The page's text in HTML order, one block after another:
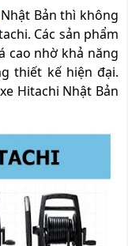
Nhật Bản thì không
Các sản phẩm
cao nhờ khả năng
thiết kế hiện đại.
Hitachi Nhật Bản